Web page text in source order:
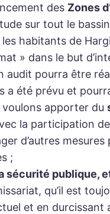
des Zones
sur tout le
habitants de
» dans le but
audit pourra être
a été prévu et
apporter du
la participation
d’autres
;
sécurité publique,
qu’il est
et en durcissant